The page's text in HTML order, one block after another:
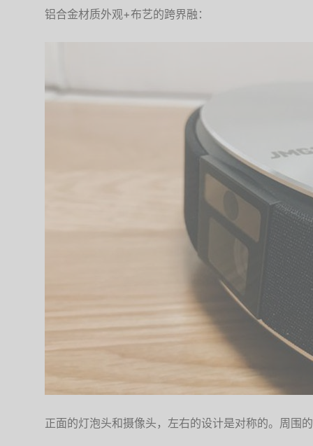
铝合金材质外观+布艺的跨界融：
正面的灯泡头和摄像头，左右的设计是对称的。周围